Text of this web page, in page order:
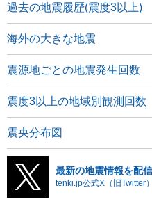
過去の地震履歴(震度3以上)
海外の大きな地震
震源地ごとの地震発生回数
震度3以上の地域別観測回数
震央分布図
最新の地震情報を配信
tenki.jp公式X（旧Twitter